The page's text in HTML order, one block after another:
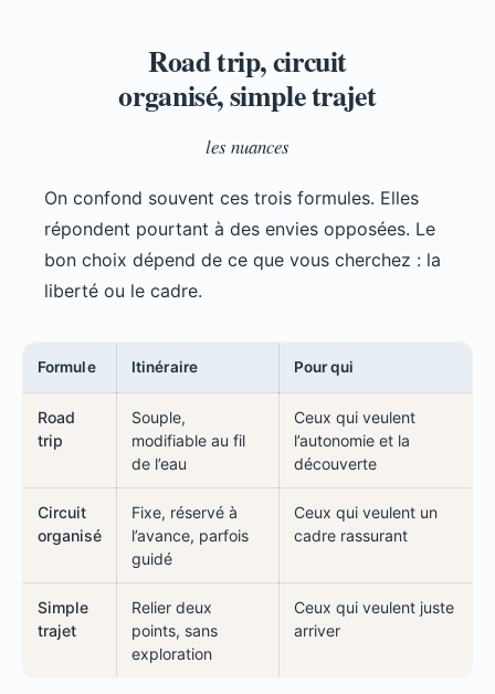
Road trip, circuit
organisé, simple trajet
les nuances
On confond souvent ces trois formules. Elles
répondent pourtant à des envies opposées. Le
bon choix dépend de ce que vous cherchez : la
liberté ou le cadre.
Formule Itinéraire Pour qui
Road
trip
Souple,
modifiable au fil
de l’eau
Ceux qui veulent
l’autonomie et la
découverte
Circuit
organisé
Fixe, réservé à
l’avance, parfois
guidé
Ceux qui veulent un
cadre rassurant
Simple
trajet
Relier deux
points, sans
exploration
Ceux qui veulent juste
arriver